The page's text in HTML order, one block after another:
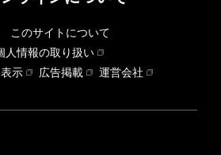
このサイトについて
人情報の取り扱い
示
広告掲載
運営会社